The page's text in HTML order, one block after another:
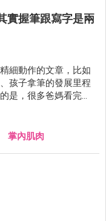
實握筆跟寫字是兩
細動作的文章，比如
孩子拿筆的發展里程
是，很多爸媽看完文
，你說不要給三四歲
他兩歲就很會拿各種
飽滿啊，那我到底要
掌內肌肉